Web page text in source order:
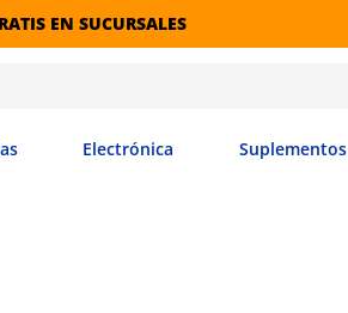
EN SUCURSALES
Electrónica Suplementos